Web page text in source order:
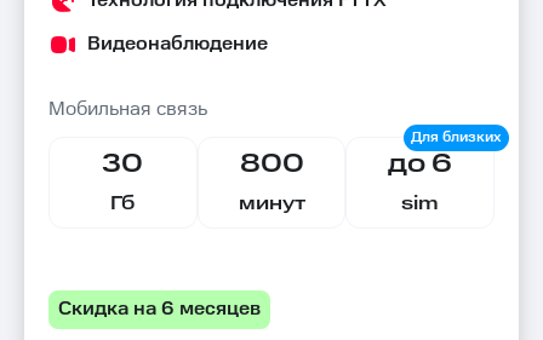
Видеонаблюдение
Мобильная связь
30
Гб
800
минут
до 6
sim
Скидка на 6 месяцев